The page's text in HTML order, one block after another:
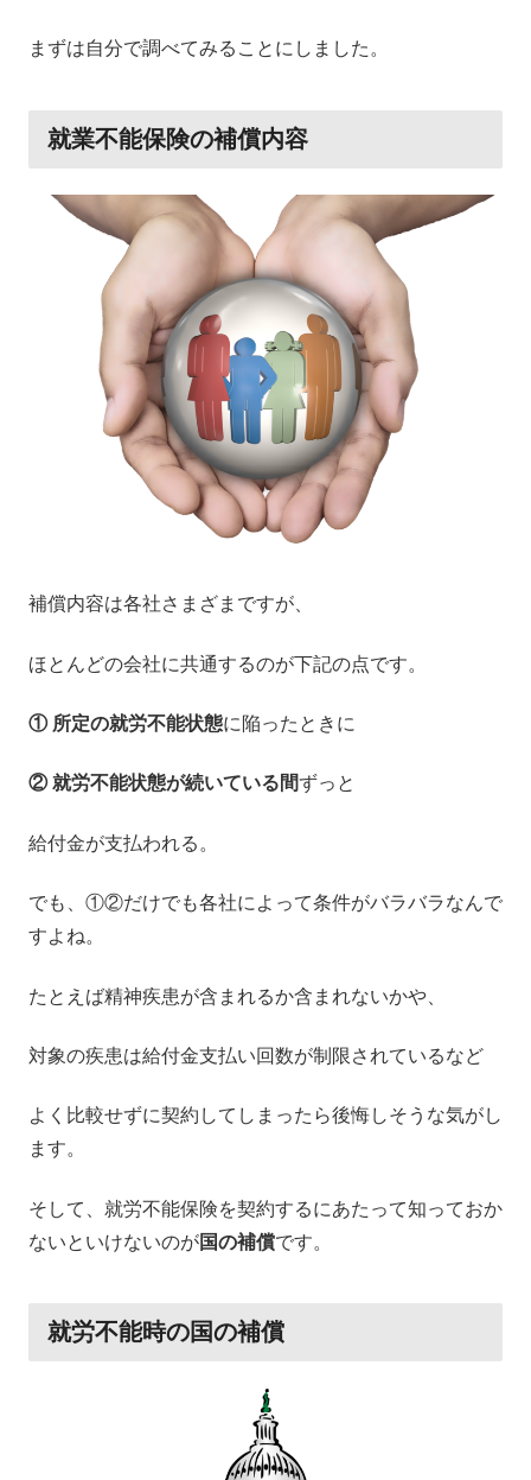
まずは自分で調べてみることにしました。
就業不能保険の補償内容
補償内容は各社さまざまですが、
ほとんどの会社に共通するのが下記の点です。
① 所定の就労不能状態に陥ったときに
② 就労不能状態が続いている間ずっと
給付金が支払われる。
でも、①②だけでも各社によって条件がバラバラなんで
すよね。
たとえば精神疾患が含まれるか含まれないかや、
対象の疾患は給付金支払い回数が制限されているなど
よく比較せずに契約してしまったら後悔しそうな気がし
ます。
そして、就労不能保険を契約するにあたって知っておか
ないといけないのが国の補償です。
就労不能時の国の補償